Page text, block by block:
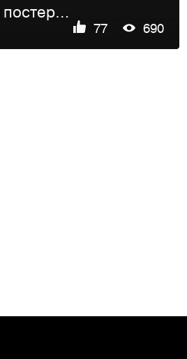
Дизайн серии постеров Onna-bugeisha
77 690